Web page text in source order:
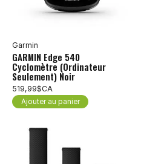
Garmin
GARMIN Edge 540
Cyclomètre (Ordinateur
Seulement) Noir
519,99$CA
Ajouter au panier